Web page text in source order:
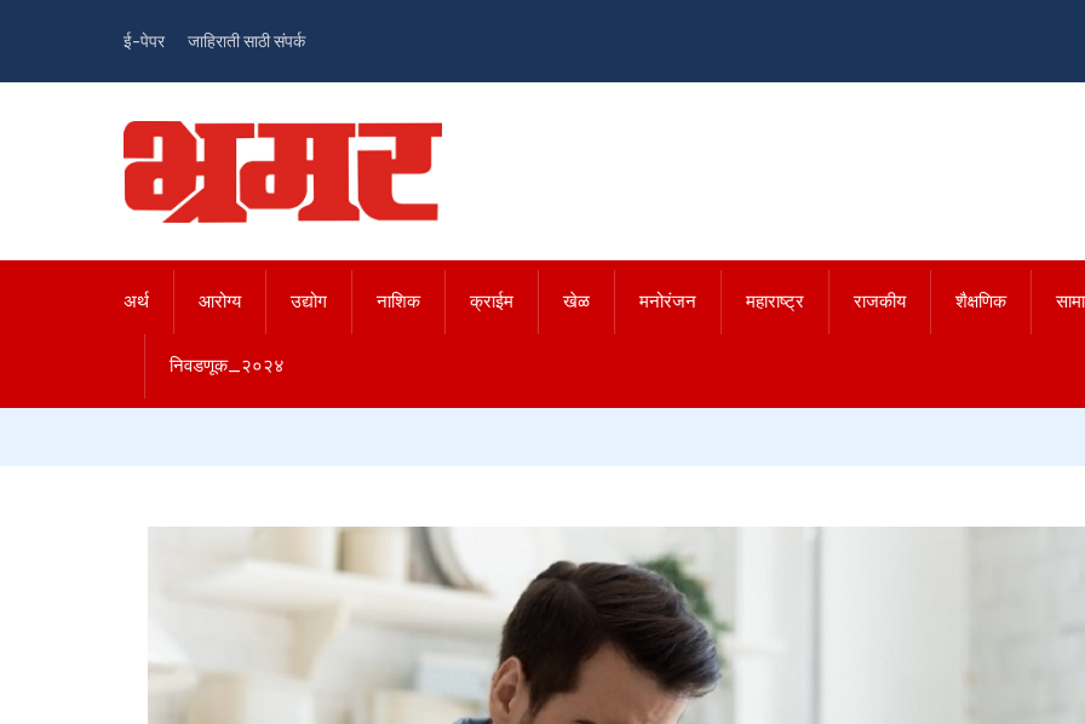
ई-पेपर जाहिराती साठी संपर्क
अर्थ आरोग्य उद्योग नाशिक क्राईम खेळ मनोरंजन महाराष्ट्र राजकीय शैक्षणिक
निवडणूक_२०२४